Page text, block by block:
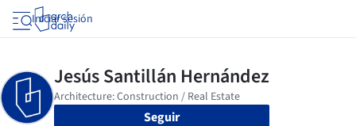
Iniciar sesión
Seguir